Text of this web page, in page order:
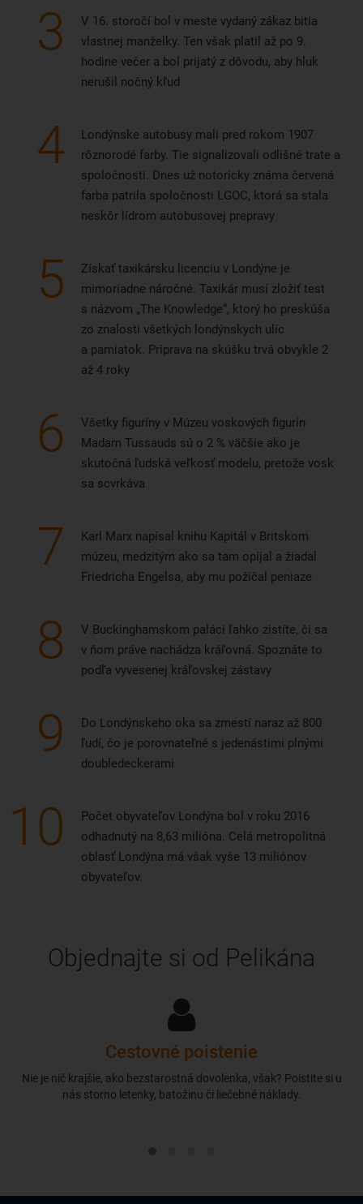
3
V 16. storočí bol v meste vydaný zákaz bitia
vlastnej manželky. Ten však platil až po 9.
hodine večer a bol prijatý z dôvodu, aby hluk
nerušil nočný kľud
4
Londýnske autobusy mali pred rokom 1907
rôznorodé farby. Tie signalizovali odlišné trate a
spoločnosti. Dnes už notoricky známa červená
farba patrila spoločnosti LGOC, ktorá sa stala
neskôr lídrom autobusovej prepravy
5
Získať taxikársku licenciu v Londýne je
mimoriadne náročné. Taxikár musí zložiť test
s názvom „The Knowledge“, ktorý ho preskúša
zo znalosti všetkých londýnskych ulíc
a pamiatok. Príprava na skúšku trvá obvykle 2
až 4 roky
6
Všetky figuríny v Múzeu voskových figurín
Madam Tussauds sú o 2 % väčšie ako je
skutočná ľudská veľkosť modelu, pretože vosk
sa scvrkáva
7
Karl Marx napísal knihu Kapitál v Britskom
múzeu, medzitým ako sa tam opíjal a žiadal
Friedricha Engelsa, aby mu požičal peniaze
8
V Buckinghamskom paláci ľahko zistíte, či sa
v ňom práve nachádza kráľovná. Spoznáte to
podľa vyvesenej kráľovskej zástavy
9
Do Londýnskeho oka sa zmestí naraz až 800
ľudí, čo je porovnateľné s jedenástimi plnými
doubledeckerami
10
Počet obyvateľov Londýna bol v roku 2016
odhadnutý na 8,63 milióna. Celá metropolitná
oblasť Londýna má však vyše 13 miliónov
obyvateľov.
Objednajte si od Pelikána
Cestovné poistenie
Nie je nič krajšie, ako bezstarostná dovolenka, však? Poistite si u
nás storno letenky, batožinu či liečebné náklady.